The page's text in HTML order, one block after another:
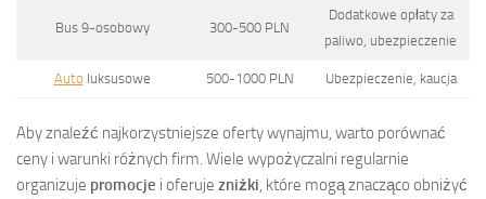
Bus 9-osobowy 300-500 PLN
Dodatkowe opłaty za
paliwo, ubezpieczenie
Autoluksusowe 500-1000 PLN Ubezpieczenie, kaucja
Aby znaleźć najkorzystniejsze oferty wynajmu, warto porównać
ceny i warunki różnych firm. Wiele wypożyczalni regularnie
organizuje promocje i oferuje zniżki, które mogą znacząco obniżyć